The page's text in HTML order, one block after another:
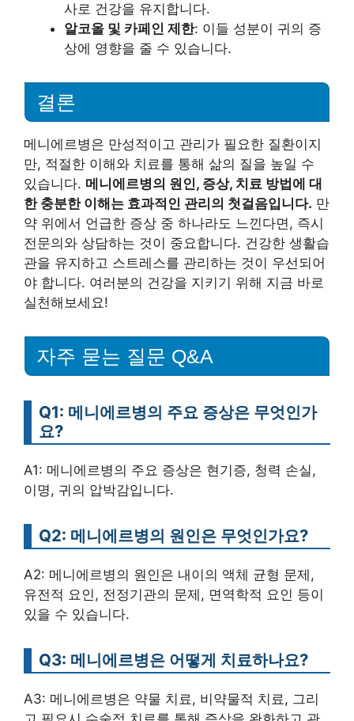
사로 건강을 유지합니다.
알코올 및 카페인 제한: 이들 성분이 귀의 증
상에 영향을 줄 수 있습니다.
결론
메니에르병은 만성적이고 관리가 필요한 질환이지
만, 적절한 이해와 치료를 통해 삶의 질을 높일 수
있습니다. 메니에르병의 원인, 증상, 치료 방법에 대
한 충분한 이해는 효과적인 관리의 첫걸음입니다. 만
약 위에서 언급한 증상 중 하나라도 느낀다면, 즉시
전문의와 상담하는 것이 중요합니다. 건강한 생활습
관을 유지하고 스트레스를 관리하는 것이 우선되어
야 합니다. 여러분의 건강을 지키기 위해 지금 바로
실천해보세요!
자주 묻는 질문 Q&A
Q1: 메니에르병의 주요 증상은 무엇인가
요?
A1: 메니에르병의 주요 증상은 현기증, 청력 손실,
이명, 귀의 압박감입니다.
Q2: 메니에르병의 원인은 무엇인가요?
A2: 메니에르병의 원인은 내이의 액체 균형 문제,
유전적 요인, 전정기관의 문제, 면역학적 요인 등이
있을 수 있습니다.
Q3: 메니에르병은 어떻게 치료하나요?
A3: 메니에르병은 약물 치료, 비약물적 치료, 그리